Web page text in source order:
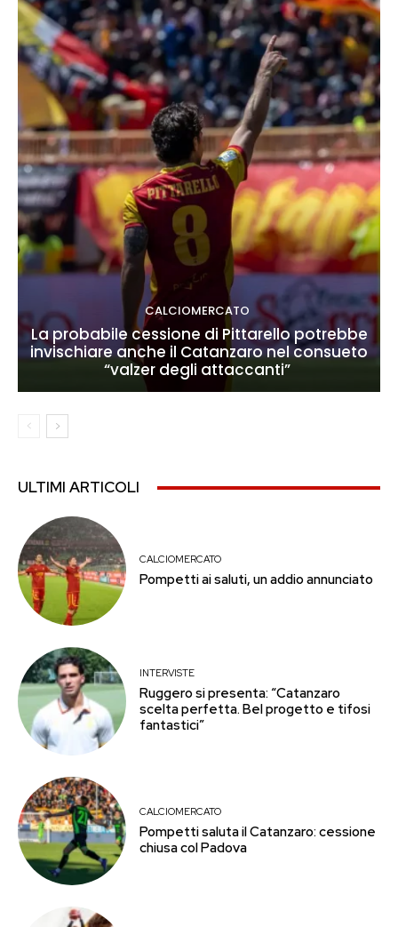
CALCIOMERCATO
La probabile cessione di Pittarello potrebbe
invischiare anche il Catanzaro nel consueto
“valzer degli attaccanti”
ULTIMI ARTICOLI
CALCIOMERCATO
Pompetti ai saluti, un addio annunciato
INTERVISTE
Ruggero si presenta: “Catanzaro
scelta perfetta. Bel progetto e tifosi
fantastici”
CALCIOMERCATO
Pompetti saluta il Catanzaro: cessione
chiusa col Padova